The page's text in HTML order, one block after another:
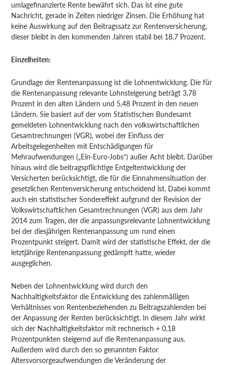
umlagefinanzierte Rente bewährt sich. Das ist eine gute
Nachricht, gerade in Zeiten niedriger Zinsen. Die Erhöhung hat
keine Auswirkung auf den Beitragssatz zur Rentenversicherung,
dieser bleibt in den kommenden Jahren stabil bei 18,7 Prozent.
Einzelheiten:
Grundlage der Rentenanpassung ist die Lohnentwicklung. Die für
die Rentenanpassung relevante Lohnsteigerung beträgt 3,78
Prozent in den alten Ländern und 5,48 Prozent in den neuen
Ländern. Sie basiert auf der vom Statistischen Bundesamt
gemeldeten Lohnentwicklung nach den volkswirtschaftlichen
Gesamtrechnungen (VGR), wobei der Einfluss der
Arbeitsgelegenheiten mit Entschädigungen für
Mehraufwendungen („Ein-Euro-Jobs“) außer Acht bleibt. Darüber
hinaus wird die beitragspflichtige Entgeltentwicklung der
Versicherten berücksichtigt, die für die Einnahmensituation der
gesetzlichen Rentenversicherung entscheidend ist. Dabei kommt
auch ein statistischer Sondereffekt aufgrund der Revision der
Volkswirtschaftlichen Gesamtrechnungen (VGR) aus dem Jahr
2014 zum Tragen, der die anpassungsrelevante Lohnentwicklung
bei der diesjährigen Rentenanpassung um rund einen
Prozentpunkt steigert. Damit wird der statistische Effekt, der die
letztjährige Rentenanpassung gedämpft hatte, wieder
ausgeglichen.
Neben der Lohnentwicklung wird durch den
Nachhaltigkeitsfaktor die Entwicklung des zahlenmäßigen
Verhältnisses von Rentenbeziehenden zu Beitragszahlenden bei
der Anpassung der Renten berücksichtigt. In diesem Jahr wirkt
sich der Nachhaltigkeitsfaktor mit rechnerisch + 0,18
Prozentpunkten steigernd auf die Rentenanpassung aus.
Außerdem wird durch den so genannten Faktor
Altersvorsorgeaufwendungen die Veränderung der